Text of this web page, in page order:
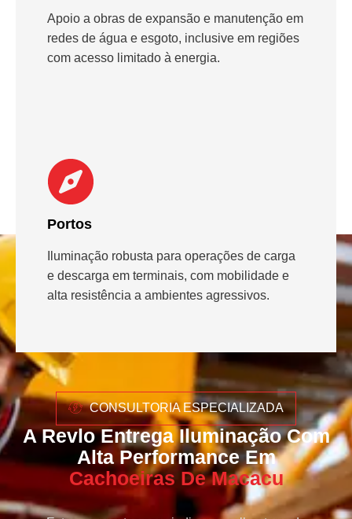
Apoio a obras de expansão e manutenção em
redes de água e esgoto, inclusive em regiões
com acesso limitado à energia.
Portos
Iluminação robusta para operações de carga
e descarga em terminais, com mobilidade e
alta resistência a ambientes agressivos.
CONSULTORIA ESPECIALIZADA
A Revlo Entrega Iluminação Com
Alta Performance Em
Cachoeiras De Macacu